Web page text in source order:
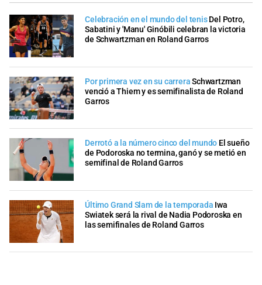
Celebración en el mundo del tenisDel Potro,
Sabatini y 'Manu' Ginóbili celebran la victoria
de Schwartzman en Roland Garros
Por primera vez en su carreraSchwartzman
venció a Thiem y es semifinalista de Roland
Garros
Derrotó a la número cinco del mundo El sueño
de Podoroska no termina, ganó y se metió en
semifinal de Roland Garros
Último Grand Slam de la temporada Iwa
Swiatek será la rival de Nadia Podoroska en
las semifinales de Roland Garros